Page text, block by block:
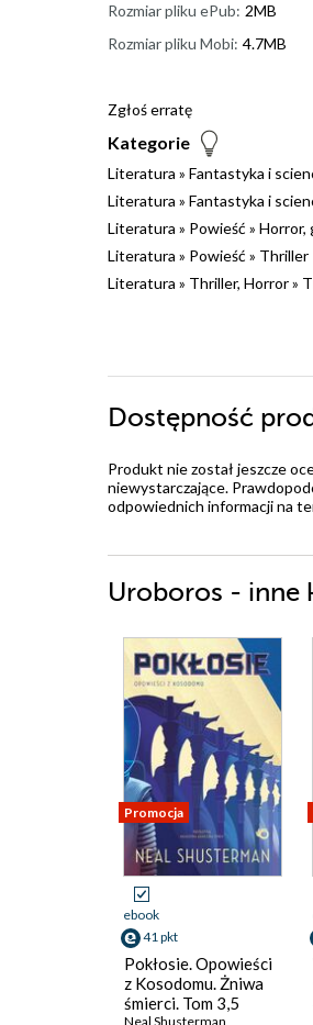
Rozmiar pliku ePub: 2MB
Rozmiar pliku Mobi: 4.7MB
Zgłoś erratę
Kategorie
Literatura » Fantastyka i
Literatura » Fantastyka i
Literatura » Powieść » Horror,
Literatura » Powieść » Thriller
Literatura » Thriller, Horror»
Dostępność
Produkt nie został jeszcze
niewystarczające.
odpowiednich informacji na
Uroboros - inne
Promocja
ebook
41 pkt
Pokłosie. Opowieści
z Kosodomu. Żniwa
śmierci. Tom 3,5
Neal Shusterman